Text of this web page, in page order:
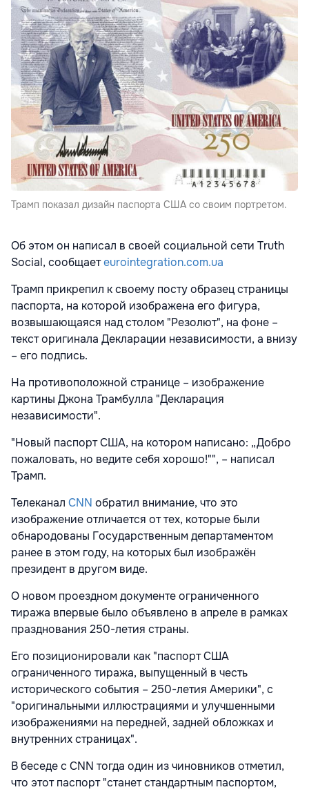
Трамп показал дизайн паспорта США со своим портретом.
Об этом он написал в своей социальной сети Truth
Social, сообщаетeurointegration.com.ua
Трамп прикрепил к своему посту образец страницы
паспорта, на которой изображена его фигура,
возвышающаяся над столом "Резолют", на фоне –
текст оригинала Декларации независимости, а внизу
– его подпись.
На противоположной странице – изображение
картины Джона Трамбулла "Декларация
независимости".
"Новый паспорт США, на котором написано: „Добро
пожаловать, но ведите себя хорошо!"", – написал
Трамп.
Телеканал CNN обратил внимание, что это
изображение отличается от тех, которые были
обнародованы Государственным департаментом
ранее в этом году, на которых был изображён
президент в другом виде.
О новом проездном документе ограниченного
тиража впервые было объявлено в апреле в рамках
празднования 250-летия страны.
Его позиционировали как "паспорт США
ограниченного тиража, выпущенный в честь
исторического события – 250-летия Америки", с
"оригинальными иллюстрациями и улучшенными
изображениями на передней, задней обложках и
внутренних страницах".
В беседе с CNN тогда один из чиновников отметил,
что этот паспорт "станет стандартным паспортом,